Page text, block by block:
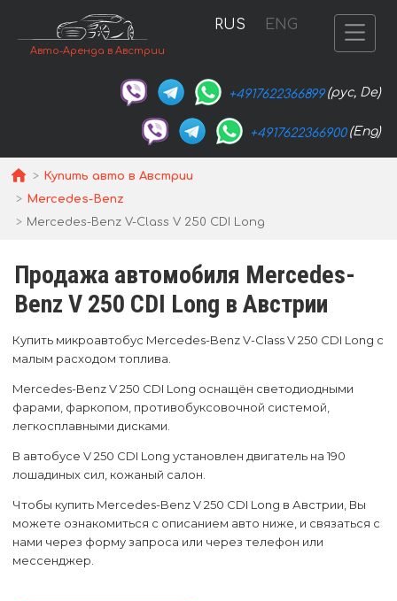
Авто-Аренда в Австрии
RUS ENG
+4917622366899 (рус, De)
+4917622366900 (Eng)
Купить авто в Австрии
Mercedes-Benz
Mercedes-Benz V-Class V 250 CDI Long
Продажа автомобиля Mercedes-
Benz V 250 CDI Long в Австрии
Купить микроавтобус Mercedes-Benz V-Class V 250 CDI Long с
малым расходом топлива.
Mercedes-Benz V 250 CDI Long оснащён светодиодными
фарами, фаркопом, противобуксовочной системой,
легкосплавными дисками.
В автобусе V 250 CDI Long установлен двигатель на 190
лошадиных сил, кожаный салон.
Чтобы купить Mercedes-Benz V 250 CDI Long в Австрии, Вы
можете ознакомиться с описанием авто ниже, и связаться с
нами через форму запроса или через телефон или
мессенджер.